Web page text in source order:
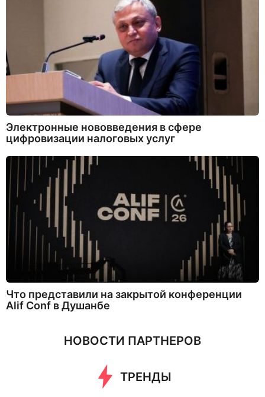
Электронные нововведения в сфере
цифровизации налоговых услуг
Что представили на закрытой конференции
Alif Conf в Душанбе
НОВОСТИ ПАРТНЕРОВ
ТРЕНДЫ